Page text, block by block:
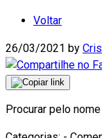
Voltar
26/03/2021 by
Procurar pelo